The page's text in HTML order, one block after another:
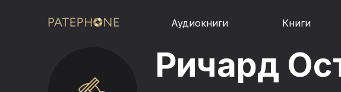
Аудиокниги Книги
Ричард